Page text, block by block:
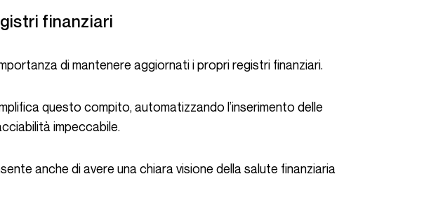
finanziari
di mantenere aggiornati i propri registri finanziari.
impeccabile.